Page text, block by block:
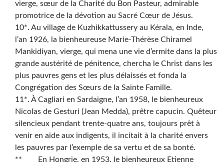
vierge, sœur de la Charité du Bon Pasteur, admirable
promotrice de la dévotion au Sacré Cœur de Jésus.
10*. Au village de Kuzhikkattussery au Kérala, en Inde,
l’an 1926, la bienheureuse Marie-Thérèse Chiramel
Mankidiyan, vierge, qui mena une vie d’ermite dans la plus
grande austérité de pénitence, chercha le Christ dans les
plus pauvres gens et les plus délaissés et fonda la
Congrégation des Sœurs de la Sainte Famille.
11*. À Cagliari en Sardaigne, l’an 1958, le bienheureux
Nicolas de Gesturi (Jean Medda), prêtre capucin. Quêteur
silencieux pendant trente-quatre ans, toujours prêt à
venir en aide aux indigents, il incitait à la charité envers
les pauvres par l’exemple de sa vertu et de sa bonté.
** En Hongrie, en 1953, le bienheureux Etienne